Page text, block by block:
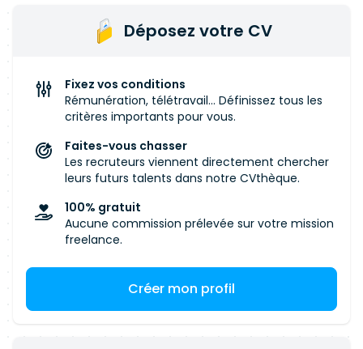
Déposez votre CV
Fixez vos conditions
Rémunération, télétravail... Définissez tous les
critères importants pour vous.
Faites-vous chasser
Les recruteurs viennent directement chercher
leurs futurs talents dans notre CVthèque.
100% gratuit
Aucune commission prélevée sur votre mission
freelance.
Créer mon profil